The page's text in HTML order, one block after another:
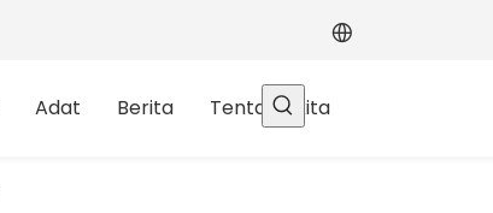
Adat Berita Tentang kita